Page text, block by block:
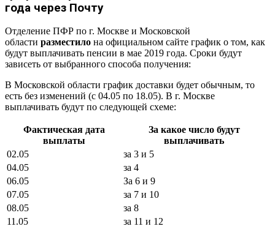
года через Почту
Отделение ПФР по г. Москве и Московской
области разместило на официальном сайте график о том, как
будут выплачивать пенсии в мае 2019 года. Сроки будут
зависеть от выбранного способа получения:
В Московской области график доставки будет обычным, то
есть без изменений (с 04.05 по 18.05). В г. Москве
выплачивать будут по следующей схеме:
Фактическая дата
выплаты
За какое число будут
выплачивать
02.05
за 3 и 5
04.05
за 4
06.05
За 6 и 9
07.05
за 7 и 10
08.05
за 8
11.05
за 11 и 12